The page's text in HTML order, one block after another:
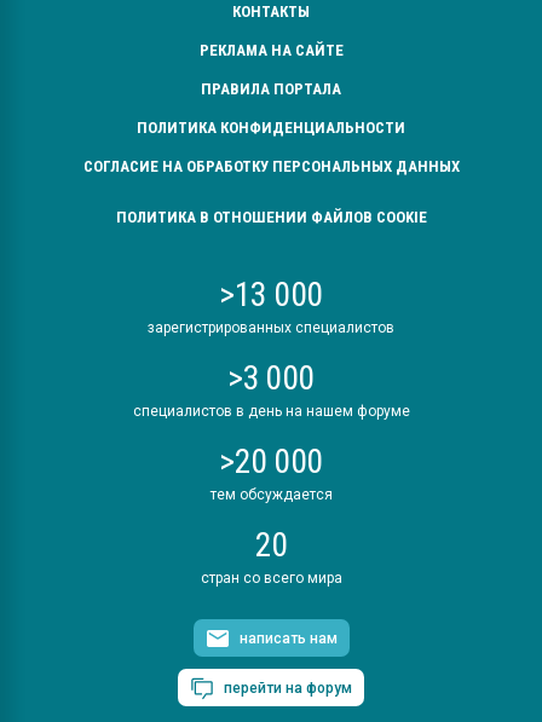
КОНТАКТЫ
РЕКЛАМА НА САЙТЕ
ПРАВИЛА ПОРТАЛА
ПОЛИТИКА КОНФИДЕНЦИАЛЬНОСТИ
СОГЛАСИЕ НА ОБРАБОТКУ ПЕРСОНАЛЬНЫХ ДАННЫХ
ПОЛИТИКА В ОТНОШЕНИИ ФАЙЛОВ COOKIE
>13 000
зарегистрированных специалистов
>3 000
специалистов в день на нашем форуме
>20 000
тем обсуждается
20
стран со всего мира
написать нам
перейти на форум